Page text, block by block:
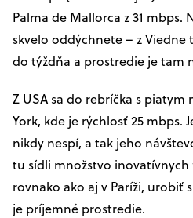
Palma de Mallorca z 31 mbps.
skvelo oddýchnete – z
do týždňa a prostredie je tam
Z USA sa do rebríčka s
York, kde je rýchlosť 25 mbps.
nikdy nespí, a tak jeho
tu sídli množstvo
rovnako ako aj v Paríži, urobiť
je príjemné prostredie.